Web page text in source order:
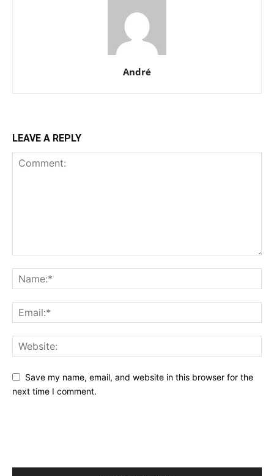
André
LEAVE A REPLY
Save my name, email, and website in this browser for the
next time I comment.